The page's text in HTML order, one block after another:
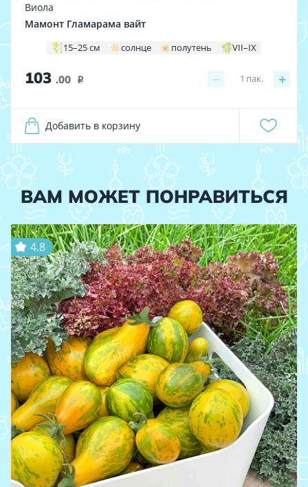
Виола
Мамонт Гламарама вайт
15–25 см солнце полутень VII–IX
103 .00 i − +
1 пак.
Добавить в корзину
ВАМ МОЖЕТ ПОНРАВИТЬСЯ
4.8